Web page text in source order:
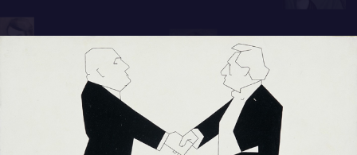
verschijning sloegEen liefdebij het publiek
dermate aan dat het boek tussen 1974 en
1979 maar liefst negen keer herdrukt werd.
Overigens inmiddels in een herstelde versie.
Van Deyssel liep meteen tegen de grenzen van het